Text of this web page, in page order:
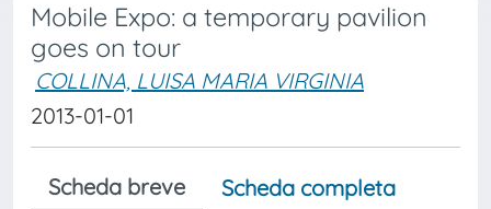
Mobile Expo: a temporary pavilion
goes on tour
COLLINA, LUISA MARIA VIRGINIA
2013-01-01
Scheda breve
Scheda completa